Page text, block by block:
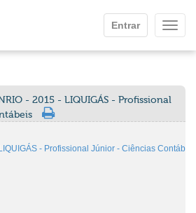
Entrar
- 2015 - LIQUIGÁS - Profissional
- Profissional Júnior - Ciências Contábeis